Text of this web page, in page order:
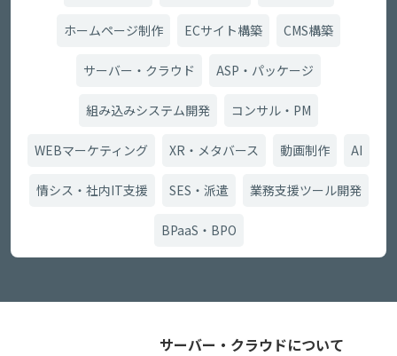
ホームページ制作 ECサイト構築 CMS構築
サーバー・クラウド ASP・パッケージ
組み込みシステム開発 コンサル・PM
WEBマーケティング XR・メタバース 動画制作 AI
情シス・社内IT支援 SES・派遣 業務支援ツール開発
BPaaS・BPO
サーバー・クラウドについて